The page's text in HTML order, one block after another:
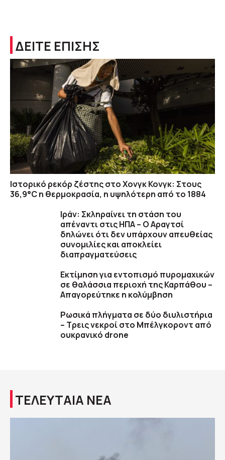
ΔΕΙΤΕ ΕΠΙΣΗΣ
Ιστορικό ρεκόρ ζέστης στο Χονγκ Κονγκ: Στους
36,9°C η θερμοκρασία, η υψηλότερη από το 1884
Ιράν: Σκληραίνει τη στάση του
απέναντι στις ΗΠΑ – Ο Αραγτσί
δηλώνει ότι δεν υπάρχουν απευθείας
συνομιλίες και αποκλείει
διαπραγματεύσεις
Εκτίμηση για εντοπισμό πυρομαχικών
σε θαλάσσια περιοχή της Καρπάθου –
Απαγορεύτηκε η κολύμβηση
Ρωσικά πλήγματα σε δύο διυλιστήρια
– Τρεις νεκροί στο Μπέλγκοροντ από
ουκρανικό drone
ΤΕΛΕΥΤΑΙΑ ΝΕΑ